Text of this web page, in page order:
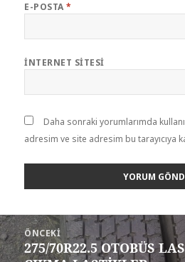
E-POSTA*
İNTERNET SITESI
Daha sonraki yorumlarımda
adresim ve site adresim bu tarayıcıya
Yazı
gezinmesi
ÖNCEKI
Önceki
275/70R22.5 OTOBÜS